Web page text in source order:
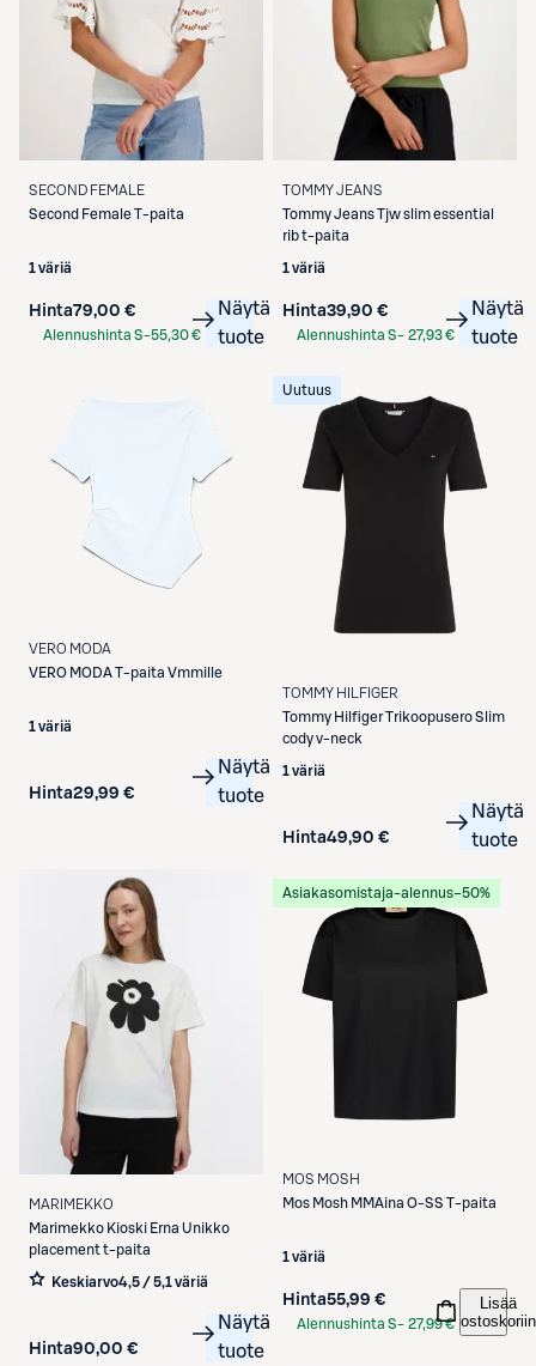
SECOND FEMALE
Second Female T-paita
1 väriä
Hinta79,00 €
Alennushinta S-55,30 €
Näytä
tuote
TOMMY JEANS
Tommy Jeans Tjw slim essential
rib t-paita
1 väriä
Hinta39,90 €
Alennushinta S- 27,93 €
Näytä
tuote
VERO MODA
VERO MODAT-paita Vmmille
1 väriä
Hinta29,99 €
Näytä
tuote
Uutuus
TOMMY HILFIGER
Tommy HilfigerTrikoopusero Slim
cody v-neck
1 väriä
Hinta49,90 €
Näytä
tuote
MARIMEKKO
Marimekko Kioski Erna Unikko
placement t-paita
Keskiarvo4,5 / 5,1 väriä
Hinta90,00 €
Näytä
tuote
Asiakasomistaja-alennus−50%
MOS MOSH
Mos Mosh MMAina O-SS T-paita
1 väriä
Hinta55,99 €
Alennushinta S- 27,99 €
Lisää
ostoskoriin